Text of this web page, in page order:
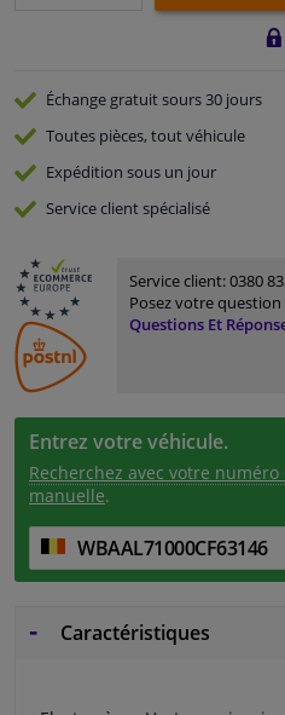
Échange gratuitsours 30 jours
Toutes pièces, tout véhicule
Expédition sous un jour
Serviceclient spécialisé
Service client:0380
Posez votre
Questions Et
Entrez votre véhicule.
Recherchez avec votre numéro
manuelle.
Caractéristiques